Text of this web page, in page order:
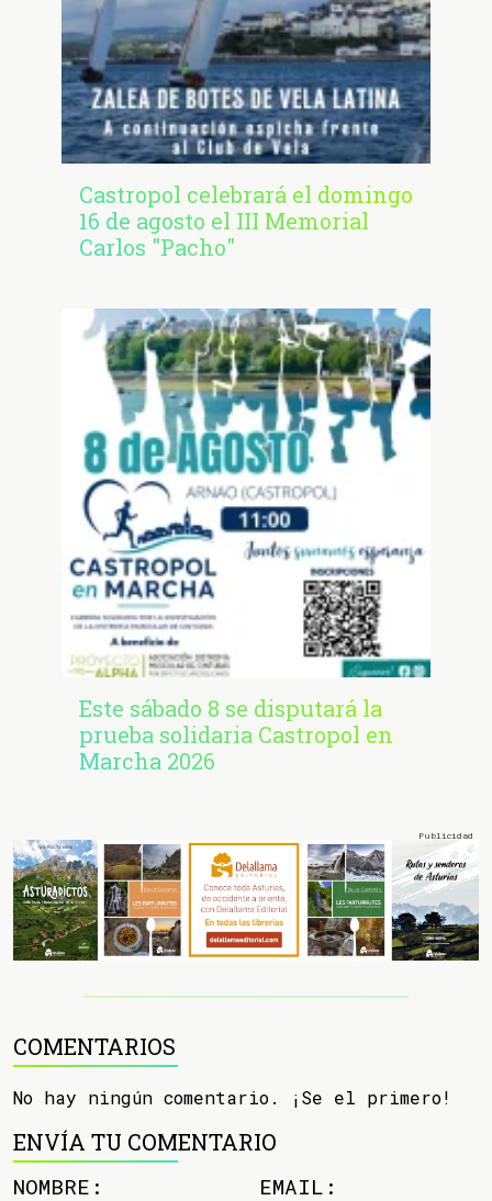
Castropol celebrará el domingo
16 de agosto el III Memorial
Carlos "Pacho"
Este sábado 8 se disputará la
prueba solidaria Castropol en
Marcha 2026
COMENTARIOS
No hay ningún comentario. ¡Se el primero!
ENVÍA TU COMENTARIO
NOMBRE: EMAIL: